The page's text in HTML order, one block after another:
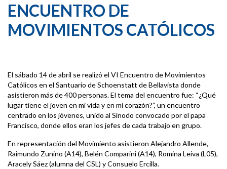
ENCUENTRO DE
MOVIMIENTOS CATÓLICOS
El sábado 14 de abril se realizó el VI Encuentro de Movimientos
Católicos en el Santuario de Schoenstatt de Bellavista donde
asistieron más de 400 personas. El tema del encuentro fue: “¿Qué
lugar tiene el joven en mi vida y en mi corazón?”, un encuentro
centrado en los jóvenes, unido al Sínodo convocado por el papa
Francisco, donde ellos eran los jefes de cada trabajo en grupo.
En representación del Movimiento asistieron Alejandro Allende,
Raimundo Zunino (A14), Belén Comparini (A14), Romina Leiva (L05),
Aracely Sáez (alumna del CSL) y Consuelo Ercilla.